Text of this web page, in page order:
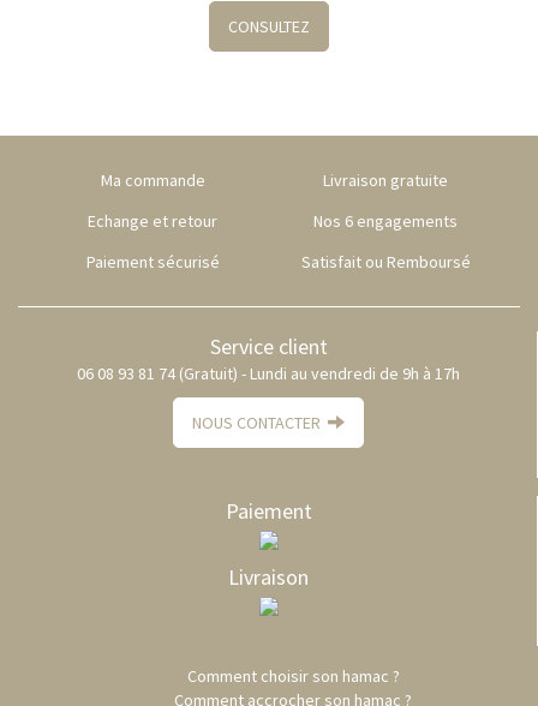
CONSULTEZ
Ma commande
Livraison gratuite
Echange et retour
Nos 6 engagements
Paiement sécurisé
Satisfait ou Remboursé
Service client
06 08 93 81 74 (Gratuit) - Lundi au vendredi de 9h à 17h
NOUS CONTACTER
Paiement
Livraison
Comment choisir son hamac ?
Comment accrocher son hamac ?